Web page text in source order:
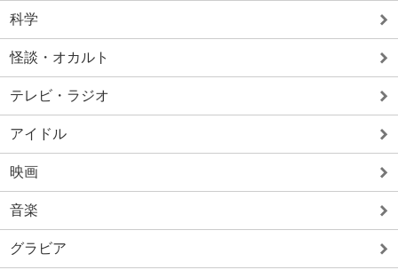
科学
怪談・オカルト
テレビ・ラジオ
アイドル
映画
音楽
グラビア